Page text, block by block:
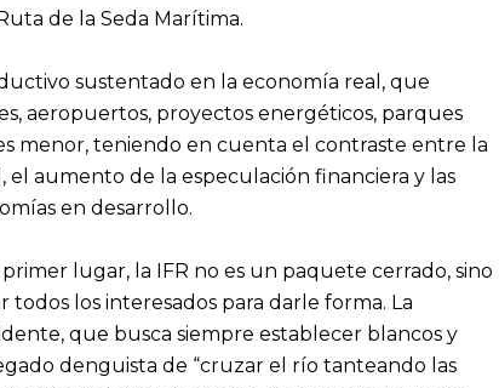
de la Seda Marítima.
sustentado en la economía real, que
aeropuertos, proyectos energéticos, parques
menor, teniendo en cuenta el contraste entre la
el aumento de la especulación financiera y las
en desarrollo.
lugar, la IFR no es un paquete cerrado, sino
los interesados para darle forma. La
que busca siempre establecer blancos y
denguista de “cruzar el río tanteando las